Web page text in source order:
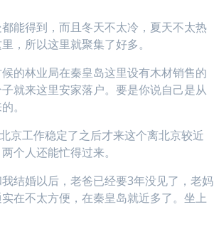
能得到，而且冬天不太冷，夏天不太热
所以这里就聚集了好多。
的林业局在秦皇岛这里设有木材销售的
就来这里安家落户。要是你说自己是从
。
京工作稳定了之后才来这个离北京较近
个人还能忙得过来。
结婚以后，老爸已经要3年没见了，老妈
在不太方便，在秦皇岛就近多了。坐上